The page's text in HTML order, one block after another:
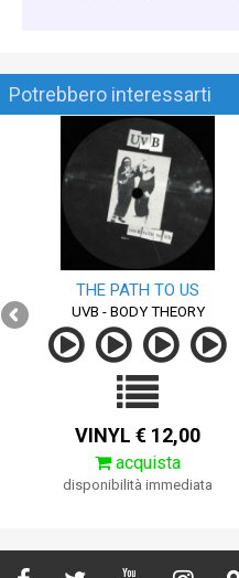
Potrebbero interessarti
THE PATH TO US
UVB - BODY THEORY
VINYL € 12,00
acquista
disponibilità immediata